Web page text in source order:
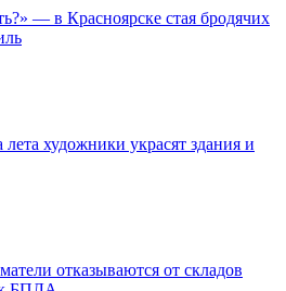
— в Красноярске стая бродячих
художники украсят здания и
отказываются от складов